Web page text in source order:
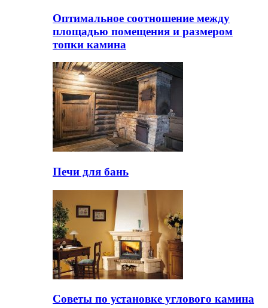
Оптимальное соотношение между
площадью помещения и размером
топки камина
Печи для бань
Советы по установке углового камина